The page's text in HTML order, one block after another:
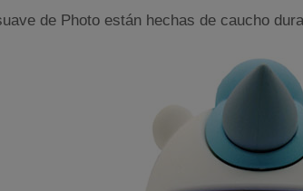
de Photo están hechas de caucho